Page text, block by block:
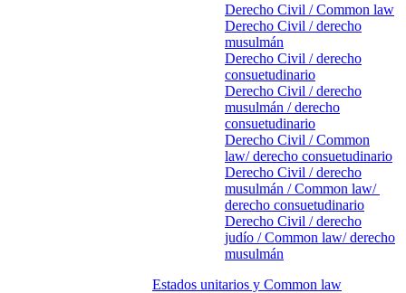
Derecho Civil / Common law
Derecho Civil / derecho
musulmán
Derecho Civil / derecho
consuetudinario
Derecho Civil / derecho
musulmán / derecho
consuetudinario
Derecho Civil / Common
law/ derecho consuetudinario
Derecho Civil / derecho
musulmán / Common law/
derecho consuetudinario
Derecho Civil / derecho
judío / Common law/ derecho
musulmán
Estados unitarios y Common law